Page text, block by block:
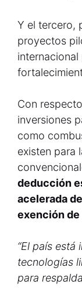
Y el tercero,
proyectos
Con
inversiones
como
existen para
deducción
acelerada
exención
“El país está
tecnologías
para